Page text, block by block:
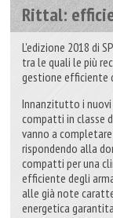
Rittal:
L'edizione 2018 di
tra le quali le più
gestione efficiente
Innanzitutto i
compatti in classe
vanno a
rispondendo alla
compatti per una
efficiente degli
alle già note
energetica